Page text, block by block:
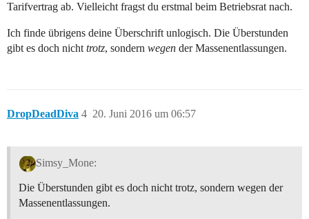
Tarifvertrag ab. Vielleicht fragst du erstmal beim Betriebsrat nach.
Ich finde übrigens deine Überschrift unlogisch. Die Überstunden
gibt es doch nicht trotz, sondern wegen der Massenentlassungen.
DropDeadDiva 20. Juni 2016 um 06:57
4
Simsy_Mone:
Die Überstunden gibt es doch nicht trotz, sondern wegen der
Massenentlassungen.